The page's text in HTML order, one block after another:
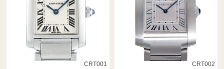
CRT001 CRT002